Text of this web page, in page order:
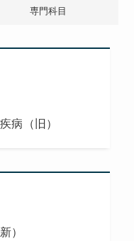
専門科目
病（旧）
）